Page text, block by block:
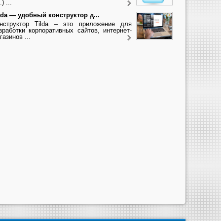
...
— удобный конструктор д...
Tilda – это приложение для
корпоративных сайтов, интернет-
...